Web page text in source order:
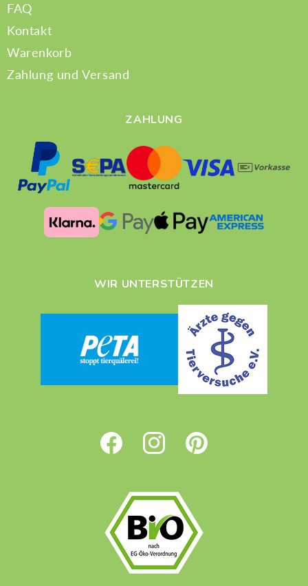
FAQ
Kontakt
Warenkorb
Zahlung und Versand
ZAHLUNG
WIR UNTERSTÜTZEN
FacebookInstagramPinterest